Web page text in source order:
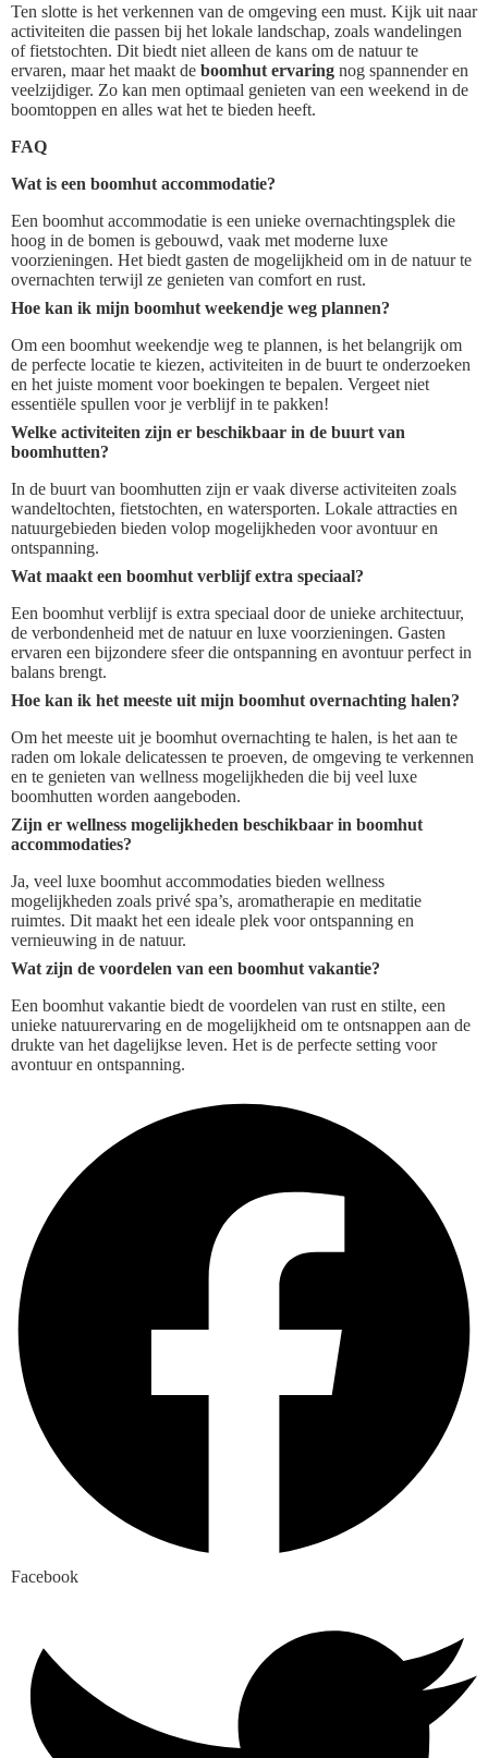
Ten slotte is het verkennen van de omgeving een must. Kijk uit naar
activiteiten die passen bij het lokale landschap, zoals wandelingen
of fietstochten. Dit biedt niet alleen de kans om de natuur te
ervaren, maar het maakt de boomhut ervaring nog spannender en
veelzijdiger. Zo kan men optimaal genieten van een weekend in de
boomtoppen en alles wat het te bieden heeft.
FAQ
Wat is een boomhut accommodatie?
Een boomhut accommodatie is een unieke overnachtingsplek die
hoog in de bomen is gebouwd, vaak met moderne luxe
voorzieningen. Het biedt gasten de mogelijkheid om in de natuur te
overnachten terwijl ze genieten van comfort en rust.
Hoe kan ik mijn boomhut weekendje weg plannen?
Om een boomhut weekendje weg te plannen, is het belangrijk om
de perfecte locatie te kiezen, activiteiten in de buurt te onderzoeken
en het juiste moment voor boekingen te bepalen. Vergeet niet
essentiële spullen voor je verblijf in te pakken!
Welke activiteiten zijn er beschikbaar in de buurt van
boomhutten?
In de buurt van boomhutten zijn er vaak diverse activiteiten zoals
wandeltochten, fietstochten, en watersporten. Lokale attracties en
natuurgebieden bieden volop mogelijkheden voor avontuur en
ontspanning.
Wat maakt een boomhut verblijf extra speciaal?
Een boomhut verblijf is extra speciaal door de unieke architectuur,
de verbondenheid met de natuur en luxe voorzieningen. Gasten
ervaren een bijzondere sfeer die ontspanning en avontuur perfect in
balans brengt.
Hoe kan ik het meeste uit mijn boomhut overnachting halen?
Om het meeste uit je boomhut overnachting te halen, is het aan te
raden om lokale delicatessen te proeven, de omgeving te verkennen
en te genieten van wellness mogelijkheden die bij veel luxe
boomhutten worden aangeboden.
Zijn er wellness mogelijkheden beschikbaar in boomhut
accommodaties?
Ja, veel luxe boomhut accommodaties bieden wellness
mogelijkheden zoals privé spa’s, aromatherapie en meditatie
ruimtes. Dit maakt het een ideale plek voor ontspanning en
vernieuwing in de natuur.
Wat zijn de voordelen van een boomhut vakantie?
Een boomhut vakantie biedt de voordelen van rust en stilte, een
unieke natuurervaring en de mogelijkheid om te ontsnappen aan de
drukte van het dagelijkse leven. Het is de perfecte setting voor
avontuur en ontspanning.
Facebook